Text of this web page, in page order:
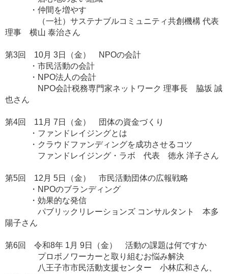
・仲間を増やす
（一社）サステナブルコミュニティ共創機構 代表
理事 横山 泰治さん
第3回 10月 3日（金） NPOの会計
・市民活動の会計
・NPO法人の会計
NPO会計税務専門家ネットワーク 理事長 脇坂 誠
也さん
第4回 11月 7日（金） 団体の資金づくり
・ファンドレイジングとは
・クラウドファンディングを成功させるコツ
ファンドレイジング・ラボ 代表 徳永 洋子さん
第5回 12月 5日（金） 市民活動団体の広報戦略
・NPOのブランディング
・効果的な発信
パブリックリレーションズ コンサルタント 本多
陽子さん
第6回 令和8年 1月 9日（金） 活動の課題は何ですか
プロボノワーカーと取り組むお悩み解決
八王子市市民活動支援センター 小林広和さん、